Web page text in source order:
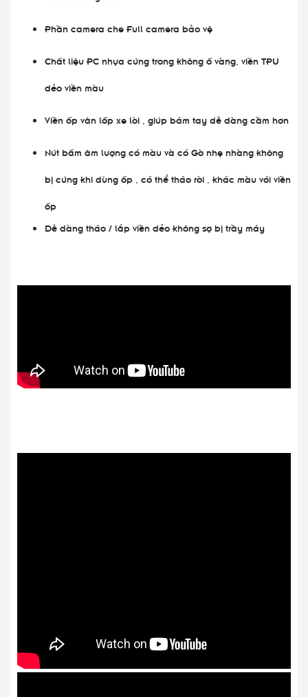
Phần camera che Full camera bảo vệ
Chất liệu PC nhựa cứng trong không ố vàng, viền TPU
dẻo viền màu
Viền ốp vân lốp xe lòi , giúp bám tay dễ dàng cầm hơn
Nút bấm âm lượng có màu và có Gờ nhẹ nhàng không
bị cứng khi dùng ốp , có thể tháo rời , khác màu với viền
ốp
Dễ dàng tháo / lắp viền dẻo không sợ bị trầy máy